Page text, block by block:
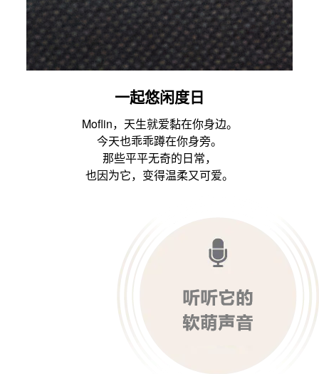
一起悠闲度日
Moflin，天生就爱黏在你身边。
今天也乖乖蹲在你身旁。
那些平平无奇的日常，
也因为它，变得温柔又可爱。